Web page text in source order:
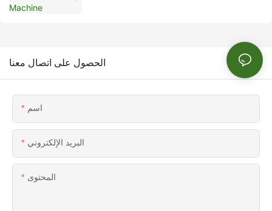
الحصول على اتصال معنا
اسم
البريد الإلكتروني
المحتوى